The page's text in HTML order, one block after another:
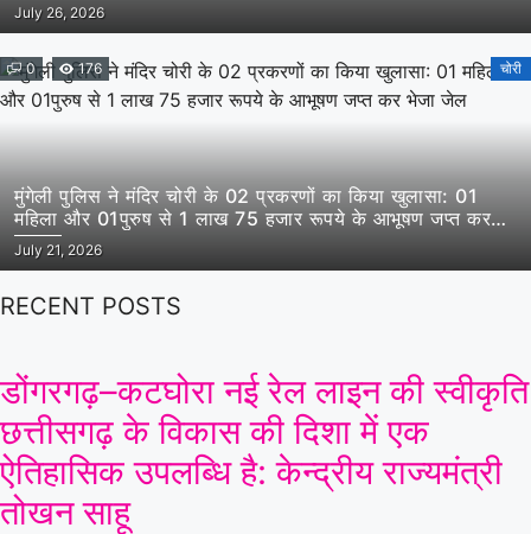
July 26, 2026
0 176 चोरी
मुंगेली पुलिस ने मंदिर चोरी के 02 प्रकरणों का किया खुलासा: 01
महिला और 01पुरुष से 1 लाख 75 हजार रूपये के आभूषण जप्त कर
भेजा जेल
July 21, 2026
RECENT POSTS
डोंगरगढ़–कटघोरा नई रेल लाइन की स्वीकृति
छत्तीसगढ़ के विकास की दिशा में एक
ऐतिहासिक उपलब्धि है: केन्द्रीय राज्यमंत्री
तोखन साहू